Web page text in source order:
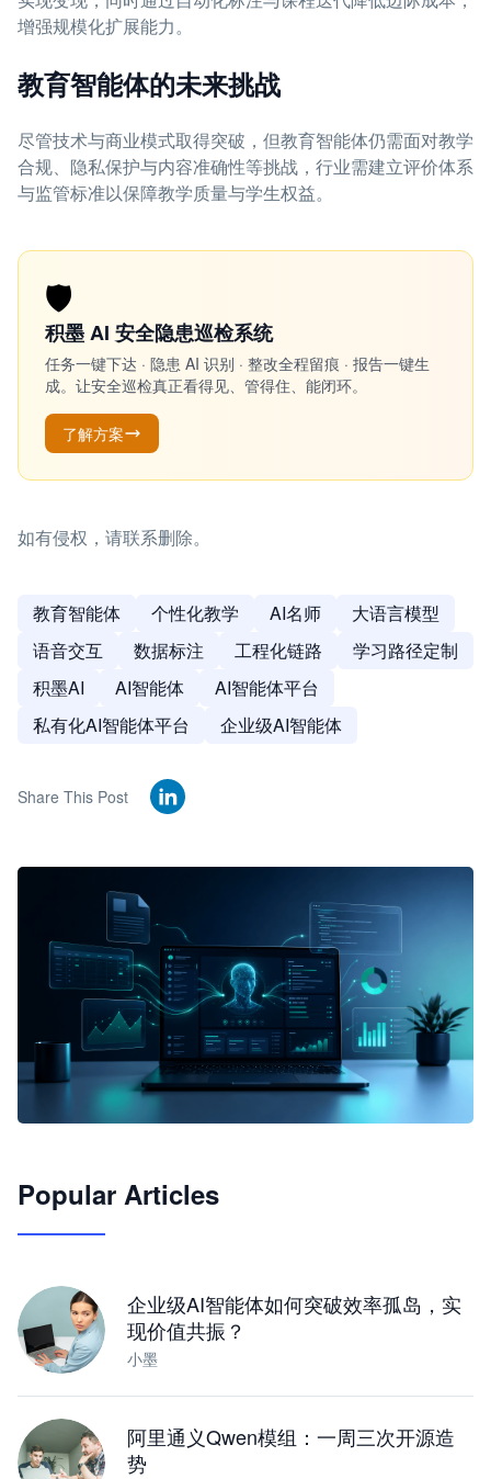
增强规模化扩展能力。
教育智能体的未来挑战
尽管技术与商业模式取得突破，但教育智能体仍需面对教学
合规、隐私保护与内容准确性等挑战，行业需建立评价体系
与监管标准以保障教学质量与学生权益。
🛡️
积墨 AI 安全隐患巡检系统
任务一键下达 · 隐患 AI 识别 · 整改全程留痕 · 报告一键生
成。让安全巡检真正看得见、管得住、能闭环。
了解方案
如有侵权，请联系删除。
教育智能体 个性化教学 AI名师
大语言模型
语音交互
数据标注 工程化链路
学习路径定制
积墨AI
AI智能体
AI智能体平台
私有化AI智能体平台
企业级AI智能体
Share This Post
JimoClaw 桌面 AI Agent 工作台
Popular Articles
企业级AI智能体如何突破效率孤岛，实
现价值共振？
小墨
阿里通义Qwen模组：一周三次开源造
势